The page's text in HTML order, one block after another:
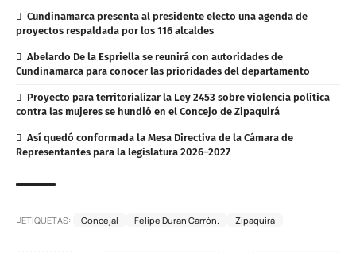
Cundinamarca presenta al presidente electo una agenda de
proyectos respaldada por los 116 alcaldes
Abelardo De la Espriella se reunirá con autoridades de
Cundinamarca para conocer las prioridades del departamento
Proyecto para territorializar la Ley 2453 sobre violencia política
contra las mujeres se hundió en el Concejo de Zipaquirá
Así quedó conformada la Mesa Directiva de la Cámara de
Representantes para la legislatura 2026–2027
ETIQUETAS: Concejal Felipe Duran Carrón. Zipaquirá